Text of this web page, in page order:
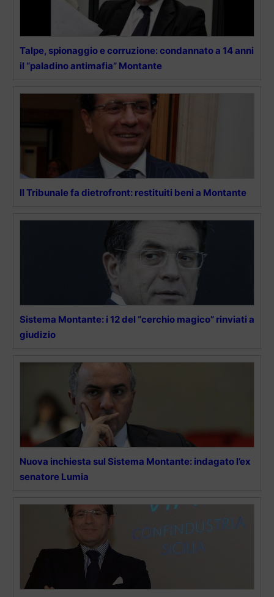
Talpe, spionaggio e corruzione: condannato a 14 anni
il “paladino antimafia” Montante
Il Tribunale fa dietrofront: restituiti beni a Montante
Sistema Montante: i 12 del “cerchio magico” rinviati a
giudizio
Nuova inchiesta sul Sistema Montante: indagato l’ex
senatore Lumia